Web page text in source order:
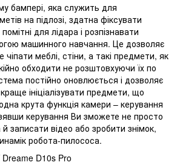
бампері, яка служить для
на підлозі, здатна фіксувати
для лідара і розпізнавати
машинного навчання. Це дозволяє
меблі, стіни, а такі предмети, як
обходити не розштовхуючи їх по
постійно оновлюється і дозволяє
ініціалізувати предмети, що
крута функція камери – керування
керування Ви зможете не просто
записати відео або зробити знімок,
робота-пилососа.